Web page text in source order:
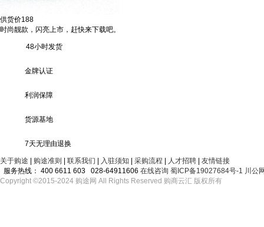
供货价188
时尚靓款，闪亮上市，赶快来下载吧。
48小时发货
金牌认证
利润保障
货源基地
7天无理由退换
关于购途 购途准则 联系我们 入驻须知 采购流程 人才招聘
友情链接
服务热线： 400 6611 603 028-64911606 在线咨询 蜀ICP备19027684号-1 川公
Copyright ©2015-2024 购途网 All Rights Reserved 购商云汇 版权所有